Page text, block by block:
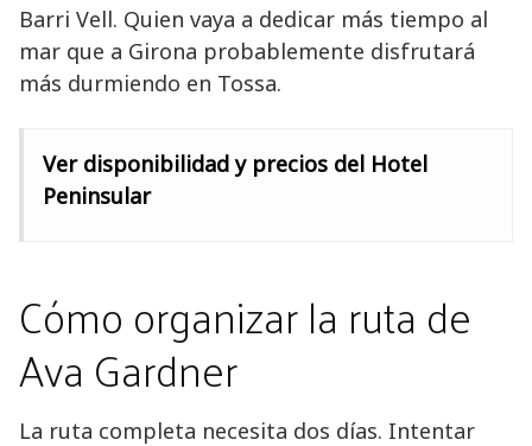
Barri Vell. Quien vaya a dedicar más tiempo al
mar que a Girona probablemente disfrutará
más durmiendo en Tossa.
Ver disponibilidad y precios del Hotel
Peninsular
Cómo organizar la ruta de
Ava Gardner
La ruta completa necesita dos días. Intentar